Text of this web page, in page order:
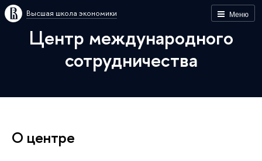
Меню
Высшая школа экономики
Центр международного
сотрудничества
О центре